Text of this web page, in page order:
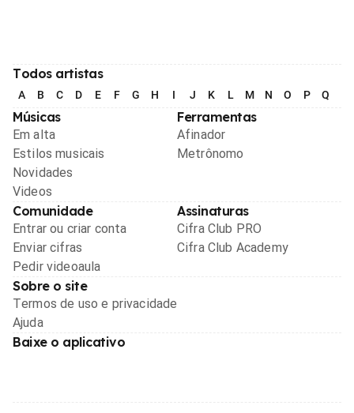
Todos artistas
A B C D E F G H I J K L M N O P Q
Músicas
Em alta
Estilos musicais
Novidades
Videos
Ferramentas
Afinador
Metrônomo
Comunidade
Entrar ou criar conta
Enviar cifras
Pedir videoaula
Assinaturas
Cifra Club PRO
Cifra Club Academy
Sobre o site
Termos de uso e privacidade
Ajuda
Baixe o aplicativo